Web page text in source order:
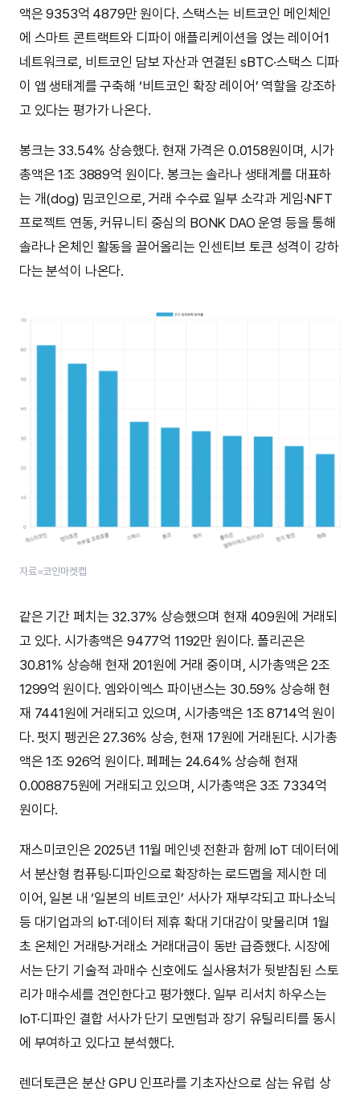
액은 9353억 4879만 원이다. 스택스는 비트코인 메인체인
에 스마트 콘트랙트와 디파이 애플리케이션을 얹는 레이어1
네트워크로, 비트코인 담보 자산과 연결된 sBTC·스택스 디파
이 앱 생태계를 구축해 ‘비트코인 확장 레이어’ 역할을 강조하
고 있다는 평가가 나온다.
봉크는 33.54% 상승했다. 현재 가격은 0.0158원이며, 시가
총액은 1조 3889억 원이다. 봉크는 솔라나 생태계를 대표하
는 개(dog) 밈코인으로, 거래 수수료 일부 소각과 게임·NFT
프로젝트 연동, 커뮤니티 중심의 BONK DAO 운영 등을 통해
솔라나 온체인 활동을 끌어올리는 인센티브 토큰 성격이 강하
다는 분석이 나온다.
자료=코인마켓캡
같은 기간 페치는 32.37% 상승했으며 현재 409원에 거래되
고 있다. 시가총액은 9477억 1192만 원이다. 폴리곤은
30.81% 상승해 현재 201원에 거래 중이며, 시가총액은 2조
1299억 원이다. 엠와이엑스 파이낸스는 30.59% 상승해 현
재 7441원에 거래되고 있으며, 시가총액은 1조 8714억 원이
다. 펏지 펭귄은 27.36% 상승, 현재 17원에 거래된다. 시가총
액은 1조 926억 원이다. 페페는 24.64% 상승해 현재
0.008875원에 거래되고 있으며, 시가총액은 3조 7334억
원이다.
재스미코인은 2025년 11월 메인넷 전환과 함께 IoT 데이터에
서 분산형 컴퓨팅·디파인으로 확장하는 로드맵을 제시한 데
이어, 일본 내 ‘일본의 비트코인’ 서사가 재부각되고 파나소닉
등 대기업과의 IoT·데이터 제휴 확대 기대감이 맞물리며 1월
초 온체인 거래량·거래소 거래대금이 동반 급증했다. 시장에
서는 단기 기술적 과매수 신호에도 실사용처가 뒷받침된 스토
리가 매수세를 견인한다고 평가했다. 일부 리서치 하우스는
IoT·디파인 결합 서사가 단기 모멘텀과 장기 유틸리티를 동시
에 부여하고 있다고 분석했다.
렌더토큰은 분산 GPU 인프라를 기초자산으로 삼는 유럽 상